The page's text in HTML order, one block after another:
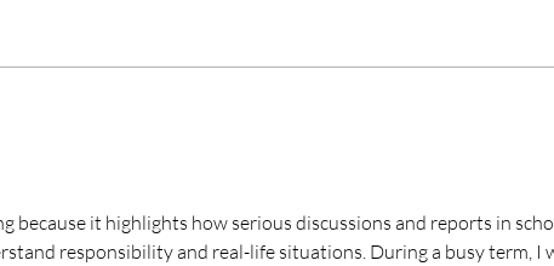
because it highlights how serious discussions and reports in
responsibility and real-life situations. During a busy term, I